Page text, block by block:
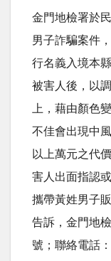
金門地檢署於
男子詐騙案件
行名義入境本
被害人後，以
上，藉由顏色
不佳會出現中
以上萬元之代
害人出面指認
攜帶黃姓男子
告訴，金門地
號；聯絡電話